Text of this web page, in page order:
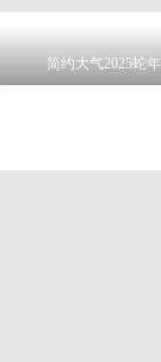
简约大气2025蛇